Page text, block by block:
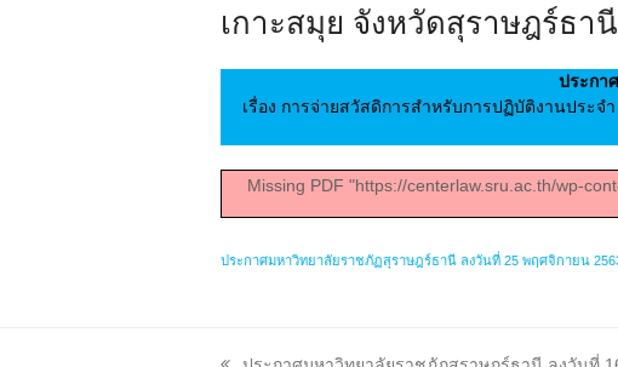
เกาะสมุย จังหวัดสุราษฎร์ธา
ประกา
เรื่อง การจ่ายสวัสดิการสำหรับการปฏิบัติงานประ
Missing PDF "https://centerlaw.sru.ac.th/wp-
ประกาศมหาวิทยาลัยราชภัฏสุราษฎร์ธานี ลงวันที่ 25 พฤศจิกายน